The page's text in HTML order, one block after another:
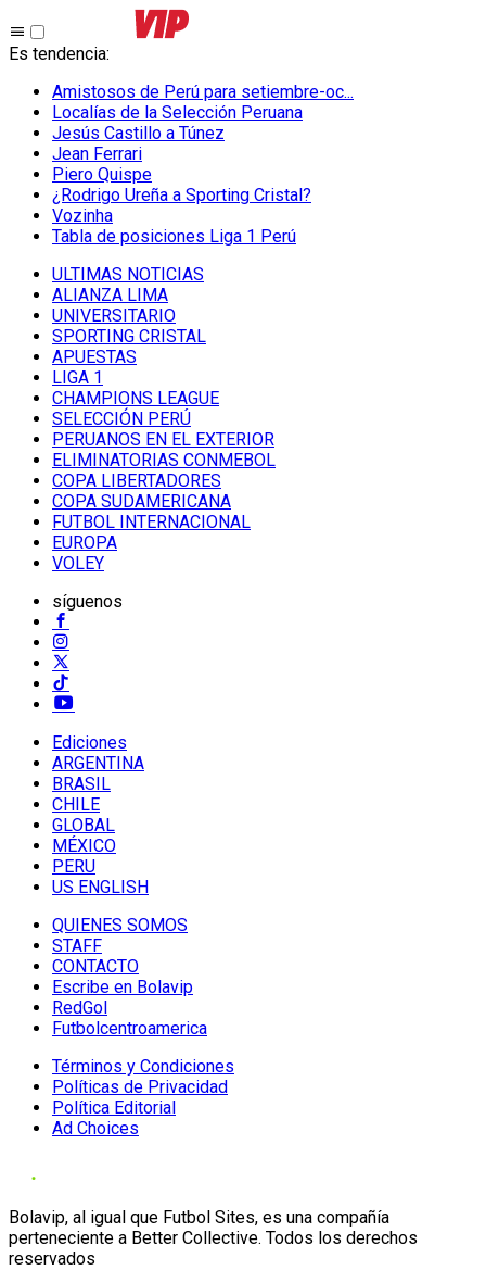
Es tendencia:
Amistosos de Perú para setiembre-oc...
Localías de la Selección Peruana
Jesús Castillo a Túnez
Jean Ferrari
Piero Quispe
¿Rodrigo Ureña a Sporting Cristal?
Vozinha
Tabla de posiciones Liga 1 Perú
ULTIMAS NOTICIAS
ALIANZA LIMA
UNIVERSITARIO
SPORTING CRISTAL
APUESTAS
LIGA 1
CHAMPIONS LEAGUE
SELECCIÓN PERÚ
PERUANOS EN EL EXTERIOR
ELIMINATORIAS CONMEBOL
COPA LIBERTADORES
COPA SUDAMERICANA
FUTBOL INTERNACIONAL
EUROPA
VOLEY
síguenos
Ediciones
ARGENTINA
BRASIL
CHILE
GLOBAL
MÉXICO
PERU
US ENGLISH
QUIENES SOMOS
STAFF
CONTACTO
Escribe en Bolavip
RedGol
Futbolcentroamerica
Términos y Condiciones
Políticas de Privacidad
Política Editorial
Ad Choices
Bolavip, al igual que Futbol Sites, es una compañía
perteneciente a Better Collective. Todos los derechos
reservados